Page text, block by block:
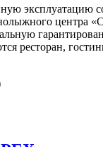
эксплуатацию
центра
ресторан,